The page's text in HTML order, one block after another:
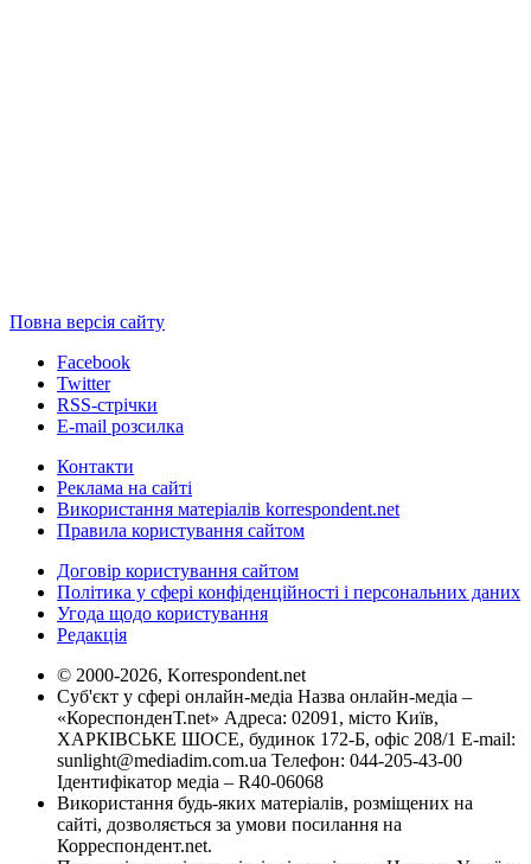
Повна версія сайту
Facebook
Twitter
RSS-стрічки
E-mail розсилка
Контакти
Реклама на сайті
Використання матеріалів korrespondent.net
Правила користування сайтом
Договір користування сайтом
Політика у сфері конфіденційності і персональних даних
Угода щодо користування
Редакція
© 2000-2026, Korrespondent.net
Суб'єкт у сфері онлайн-медіа Назва онлайн-медіа –
«КореспонденТ.net» Адреса: 02091, місто Київ,
ХАРКІВСЬКЕ ШОСЕ, будинок 172-Б, офіс 208/1 E-mail:
sunlight@mediadim.com.ua Телефон: 044-205-43-00
Ідентифікатор медіа – R40-06068
Використання будь-яких матеріалів, розміщених на
сайті, дозволяється за умови посилання на
Корреспондент.net.